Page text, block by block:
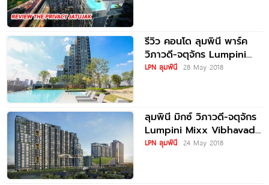
รีวิว คอนโด ลุมพินี พาร์ค
วิภาวดี-จตุจักร Lumpini
Park Vibhavadi-
LPN ลุมพินี 28 May 2018
ลุมพินี มิกซ์ วิภาวดี-จตุจักร
Lumpini Mixx Vibhavadi-
Chatuchak
LPN ลุมพินี 24 May 2018